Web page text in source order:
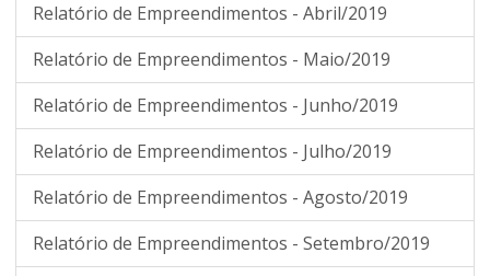
Relatório de Empreendimentos - Abril/2019
Relatório de Empreendimentos - Maio/2019
Relatório de Empreendimentos - Junho/2019
Relatório de Empreendimentos - Julho/2019
Relatório de Empreendimentos - Agosto/2019
Relatório de Empreendimentos - Setembro/2019